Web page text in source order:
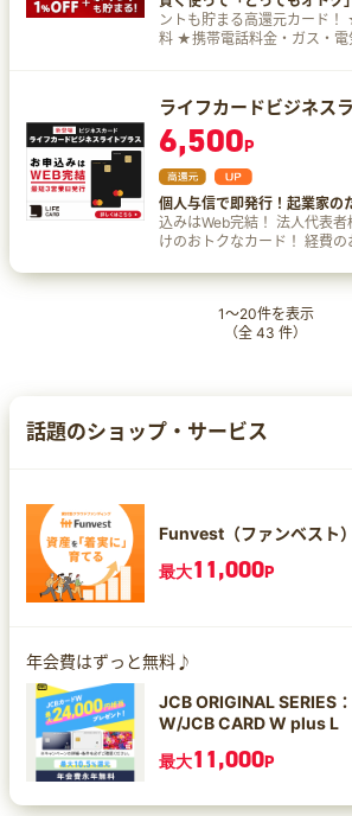
9.25%）は付与されません。
10％還元の条件・詳細は、必
式HPをご確認ください。 ※7
す。 ※9 上記ポイント還元率
10％還元の条件・詳細は、必
をご確認ください。 ※9 当プ
更・終了することがございます
ラデザイン】で、毎日の生活
ょう！ ７．Qoo10、@cosme
毎日がもっと楽しく、もっと
いなしです！ あなたも、三井住友カード ゴールド
（NL）オーロラデザインで、
な生活を始めてみませんか？
間等の実際の適用条件などの
ードのホームページを必ずご
毎年10,000Vポイントをもら
100万円のご利用が必要とな
引は対象外です。 ※3 商業施
では、一部ポイント付与の対
一定金額（原則1万円）を超
なく、決済端末にカードを挿
合がございます。その場合
る場合がございます。 ※3 ス
トを示したもので、ポイント
す。 ※3 Google Pay™ 、
Mastercard®タッチ決済はご
ード現物のタッチ決済、iD、
象のコンビニ・飲食店で最大7
3％が付与された合計還元
うち0.5％は、お支払い時の
リの会員コード提示によって
イルを、Vポイントへと交換
還元！（※6）（※7） ▼対象店舗一覧 セイコーマ
ート、セブン‐イレブン、ポ
ローソン、マクドナルド、モ
庵、その他すかいらーくグル
バックス、ドトールコーヒー
シオール カフェ 、かっぱ寿司 ※1 即時発行できな
い場合がございます。 ※2カ
済、iD、カードの差し込み、
す。 ※2商業施設内にある店舗
ント付与の対象となりません
1万円）を超えると、タッチ決
す。その場合のお支払い分は
イント還元の対象となりま
さい。上記、タッチ決済と
は、ご利用される店舗によっ
います。 ※2スマホのタッチ
は利用金額に対する獲得ポイ
られませんので、ご注意くだ
内の店舗など、一部ポイント
い店舗があります。 ※4 カー
済、iD、カード差し込み、磁
時のセブン-イレブンアプリの
って付与されたセブンマイル
換いただくことで付与されま
日ご利用分より、セブン‐イレ
入分のうち、本サービスによ
9.25％）は付与されません。
10％還元の条件・詳細は、必
元： ・セブン-イレブン ・ロ
ド 等 Oliveフレキシブルペ
以下の条件を満たせば、最大
友カード（NL）はスマホのタ
ポイント還元ですが、Oliveフ
はさらに追加条件を組み合わ
舗でのポイント還元率を最大
とができます。 また、条件達
ポイント還元が実現可能！ 詳
https://www.smbc.co.jp/kojin/
費はずっと無料！ Oliveフレ
年会費が永年無料です。 三井
年会費無料ですが、Oliveは
め、カード利用と同時に銀
典を享受できます。 3. 1枚で5つの役割をカバー
Oliveフレキシブルペイは1枚
持ちます： ・クレジットカー
始めよう！】 Oliveフレキシ
対象店舗での最大9％ポイント
ントも貯まる高還元カード！ ★入会金・年会費無
料 ★携帯電話料金・ガス・電気・水道などの公共
自身で設定できる、支払自由
ライフカードビジネス
6,500P
個人与信で即発行！起業家の
込みはWeb完結！ 法人代表
けのおトクなカード！ 経費のお支払いは「ライフ
費永年無料 ※ゴールドカー
1～20件を表示
（全 43 件）
話題のショップ・サービス
Funvest（ファンベスト）
最大11,000P
年会費はずっと無料♪
JCB ORIGINAL SERIES
W/JCB CARD W plus L
最大11,000P